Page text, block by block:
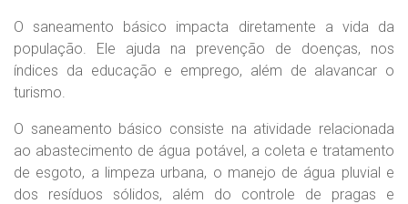
O saneamento básico impacta diretamente a vida da
população. Ele ajuda na prevenção de doenças, nos
índices da educação e emprego, além de alavancar o
turismo.
O saneamento básico consiste na atividade relacionada
ao abastecimento de água potável, a coleta e tratamento
de esgoto, a limpeza urbana, o manejo de água pluvial e
dos resíduos sólidos, além do controle de pragas e